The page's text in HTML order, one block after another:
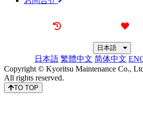
日本語
日本語 繁體中文 简体中文
Copyright © Kyoritsu Maintenance Co.,
All rights reserved.
TO TOP